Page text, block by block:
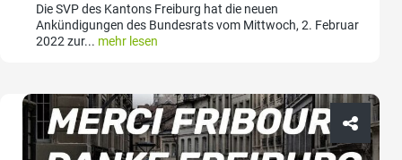
Die SVP des Kantons Freiburg hat die neuen
Ankündigungen des Bundesrats vom Mittwoch, 2. Februar
2022 zur... mehr lesen